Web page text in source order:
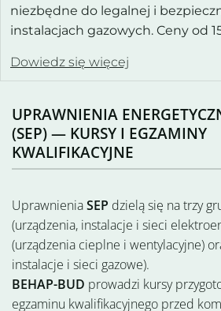
niezbędne do legalnej i
instalacjach gazowych. Ceny od
Dowiedz się więcej
UPRAWNIENIA
(SEP) — KURSY I EGZAMINY
KWALIFIKACYJNE
UprawnieniaSEP dzielą się na trzy
(urządzenia, instalacje i sieci
(urządzenia cieplne i wentylacyjne)
instalacje i sieci gazowe).
BEHAP-BUD prowadzi kursy
egzaminu kwalifikacyjnego przed